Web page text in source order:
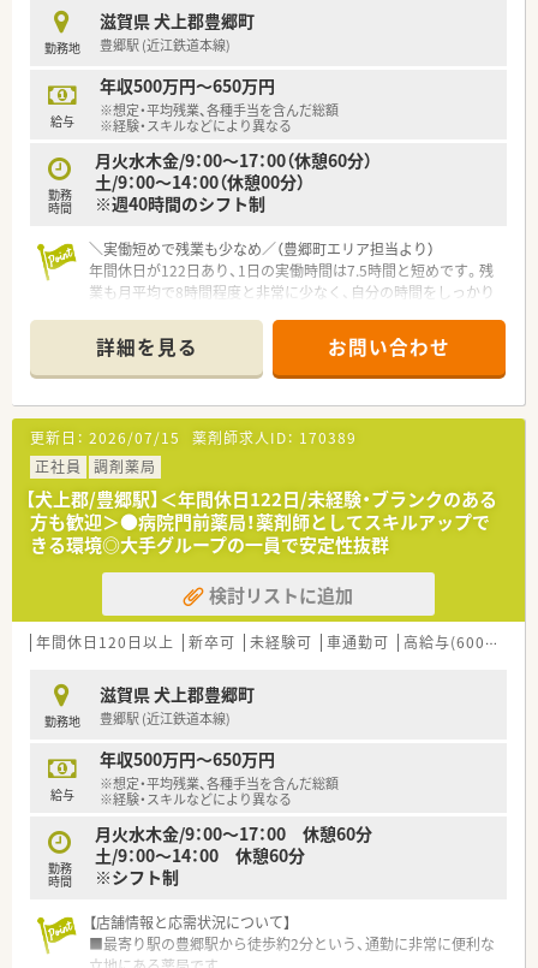
勤務地
滋賀県 犬上郡豊郷町
豊郷駅 (近江鉄道本線)
給与
年収500万円～650万円
※想定・平均残業、各種手当を含んだ総額
※経験・スキルなどにより異なる
勤務
時間
月火水木金/9：00～17：00（休憩60分）
土/9：00～14：00（休憩00分）
※週40時間のシフト制
＼実働短めで残業も少なめ／（豊郷町エリア担当より）
年間休日が122日あり、1日の実働時間は7.5時間と短めです。残
業も月平均で8時間程度と非常に少なく、自分の時間をしっかり
＊------------------------------------------＊
【店舗情報と応需状況について】
■最寄り駅である豊郷駅から徒歩2分と、通勤に極めて便利な駅
近の好立地に位置する薬局です。
■門前の総合病院から内科や精神科など幅広い科目の処方箋を1
日約70枚応需しております。
■現在は常勤1名とパート2名の薬剤師に加えて、事務スタッフ
も在籍して協力し合っています。
【募集背景と求める人物像について】
■今回は体制強化のための欠員補充となっており、安定して長く
勤務できる正社員を募集します。
■地域医療の発展に貢献したいという高い意欲を持った前向き
な方を心よりお待ちしています。
ケーションが取れる方を歓迎します。
【法人特徴について】
■滋賀県内で12店舗の調剤薬局を展開しており、地域に深く根
ざした安定した地場チェーンです。
■大手グループ傘下のため、風通しの良さと大手同様の手厚い福
利厚生を両立させております。
■県内でいち早く在宅医療を開始した実績があり、全店舗で高い
在宅実績を誇る先駆的な法人です。
■正社員の勤務薬剤師として、腰を据えて長期にわたり活躍して
いただける環境を整えています。
■提示年収は500万円から600万円を想定しており、ご経験に応
詳細を見る お問い合わせ
更新日： 2026/07/15 薬剤師求人ID： 170389
正社員
調剤薬局
【犬上郡/豊郷駅】＜年間休日122日/未経験・ブランクのある
方も歓迎＞●病院門前薬局！薬剤師としてスキルアップで
きる環境◎大手グループの一員で安定性抜群
検討リストに追加
年間休日120日以上 新卒可 未経験可 車通勤可 高給与(600万円以上)
勤務地
滋賀県 犬上郡豊郷町
豊郷駅 (近江鉄道本線)
給与
年収500万円～650万円
※想定・平均残業、各種手当を含んだ総額
※経験・スキルなどにより異なる
勤務
時間
月火水木金/9：00～17：00 休憩60分
土/9：00～14：00 休憩60分
※シフト制
【店舗情報と応需状況について】
■最寄り駅の豊郷駅から徒歩約2分という、通勤に非常に便利な